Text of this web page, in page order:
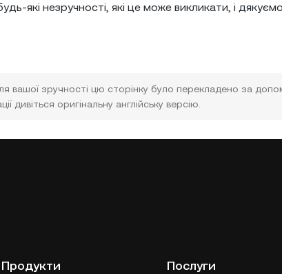
які незручності, які це може викликати, і
вашої зручності цю сторінку було перекладено за
дивіться оригінальну англійську версію.
Продукти Послуги